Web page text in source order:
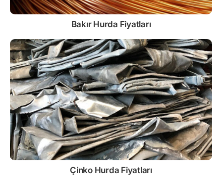
Bakır Hurda Fiyatları
Çinko Hurda Fiyatları